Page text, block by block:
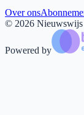
Over ons
© 2026
Powered by